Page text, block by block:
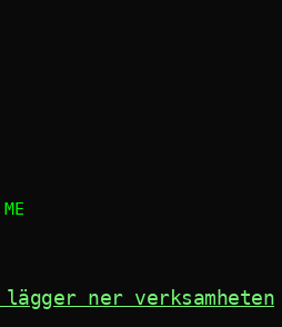
lägger ner verksamheten